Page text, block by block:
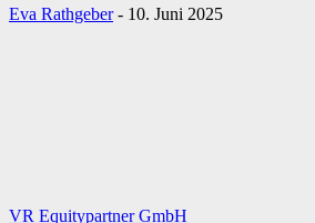
Eva Rathgeber - 10. Juni 2025
VR Equitypartner GmbH